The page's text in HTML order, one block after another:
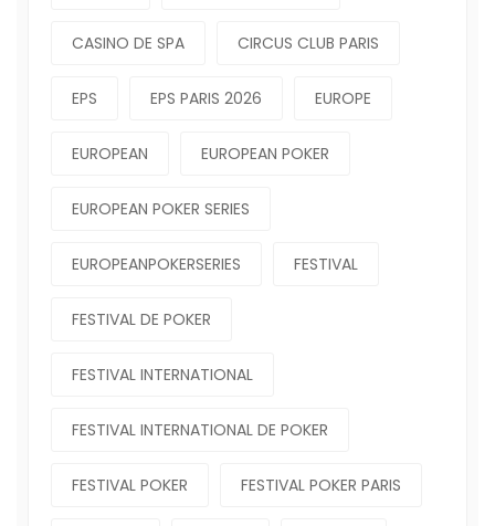
CASINO DE SPA CIRCUS CLUB PARIS
EPS EPS PARIS 2026 EUROPE
EUROPEAN EUROPEAN POKER
EUROPEAN POKER SERIES
EUROPEANPOKERSERIES FESTIVAL
FESTIVAL DE POKER
FESTIVAL INTERNATIONAL
FESTIVAL INTERNATIONAL DE POKER
FESTIVAL POKER FESTIVAL POKER PARIS